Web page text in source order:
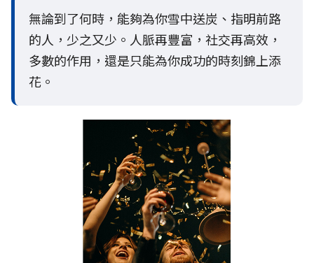
無論到了何時，能夠為你雪中送炭、指明前路
的人，少之又少。人脈再豐富，社交再高效，
多數的作用，還是只能為你成功的時刻錦上添
花。